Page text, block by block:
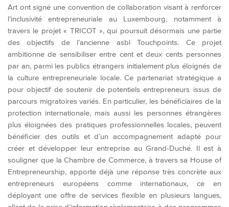
Art ont signé une convention de collaboration visant à renforcer
l’inclusivité entrepreneuriale au Luxembourg, notamment à
travers le projet « TRICOT », qui poursuit désormais une partie
des objectifs de l’ancienne asbl Touchpoints. Ce projet
ambitionne de sensibiliser entre cent et deux cents personnes
par an, parmi les publics étrangers initialement plus éloignés de
la culture entrepreneuriale locale. Ce partenariat stratégique a
pour objectif de soutenir de potentiels entrepreneurs issus de
parcours migratoires variés. En particulier, les bénéficiaires de la
protection internationale, mais aussi les personnes étrangères
plus éloignées des pratiques professionnelles locales, peuvent
bénéficier des outils et d’un accompagnement adapté pour
créer et développer leur entreprise au Grand-Duché. Il est à
souligner que la Chambre de Commerce, à travers sa House of
Entrepreneurship, apporte déjà une réponse très concrète aux
entrepreneurs européens comme internationaux, ce en
déployant une offre de services flexible en plusieurs langues,